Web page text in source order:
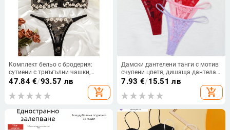
Комплект бельо с бродерия:
сутиени с триъгълни чашки,
прашки и жартиери — основна
материя 97% полиестер, 3%
еластан; подплата 97%
триъгълни; стил: средно
оформени чашки
47.84€/93.57 лв
add_shopping_cart
Дамски дантелени танги с мотив
счупени цветя, дишаща дантела,
основен материал: найлон, лоно:
памук, ниска талия, марка Yasi,
код Q109
7.93 €/15.51 лв
add_shopping_cart